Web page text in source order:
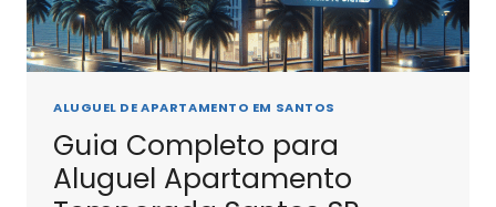
ALUGUEL DE APARTAMENTO EM SANTOS
Guia Completo para
Aluguel Apartamento